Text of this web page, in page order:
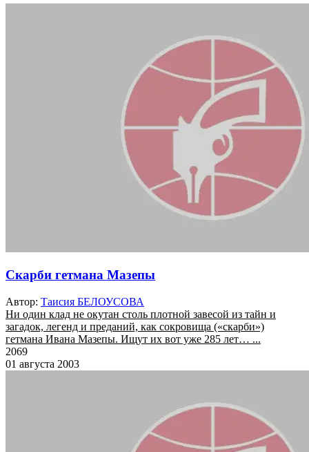
Скарби гетмана Мазепы
Автор: Таисия БЕЛОУСОВА
Ни один клад не окутан столь плотной завесой из тайн и
загадок, легенд и преданий, как сокровища («скарби»)
гетмана Ивана Мазепы. Ищут их вот уже 285 лет… ...
2069
01 августа 2003